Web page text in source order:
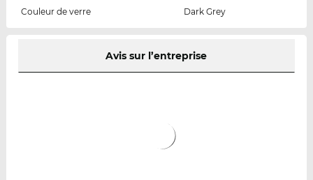
Couleur de verre
Dark Grey
Avis sur l’entreprise